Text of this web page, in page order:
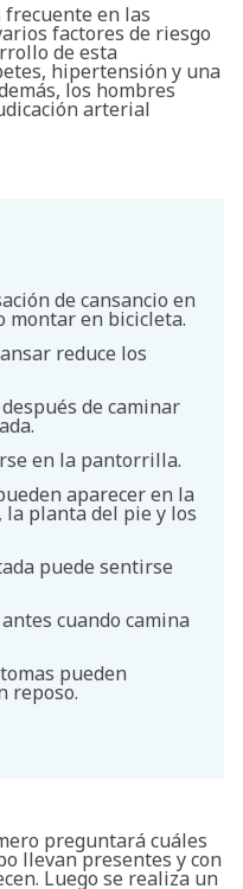
frecuente en las
factores de riesgo
de esta
hipertensión y una
los hombres
arterial
de cansancio en
montar en bicicleta.
reduce los
de caminar
en la pantorrilla.
aparecer en la
planta del pie y los
puede sentirse
cuando camina
pueden
reposo.
preguntará cuáles
llevan presentes y con
Luego se realiza un